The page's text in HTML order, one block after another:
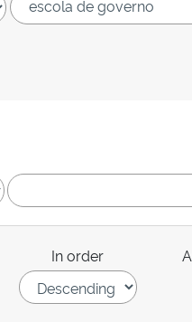
In order